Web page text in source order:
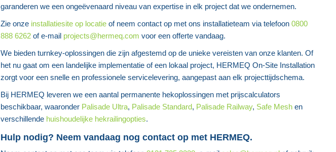
garanderen we een ongeëvenaard niveau van expertise in elk project dat we ondernemen.
Zie onze installatiesite op locatie of neem contact op met ons installatieteam via telefoon 0800
888 6262 of e-mail projects@hermeq.com voor een offerte vandaag.
We bieden turnkey-oplossingen die zijn afgestemd op de unieke vereisten van onze klanten. Of
het nu gaat om een landelijke implementatie of een lokaal project, HERMEQ On-Site Installation
zorgt voor een snelle en professionele servicelevering, aangepast aan elk projecttijdschema.
Bij HERMEQ leveren we een aantal permanente hekoplossingen met prijscalculators
beschikbaar, waaronder Palisade Ultra, Palisade Standard, Palisade Railway, Safe Mesh en
verschillende huishoudelijke hekrailingopties.
Hulp nodig? Neem vandaag nog contact op met HERMEQ.